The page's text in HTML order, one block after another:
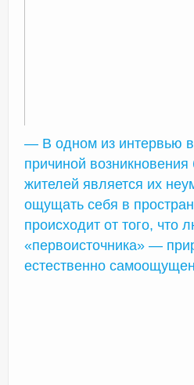
— В одном из интервью
причиной возникновения
жителей является их
ощущать себя в
происходит от того, что
«первоисточника» —
естественно